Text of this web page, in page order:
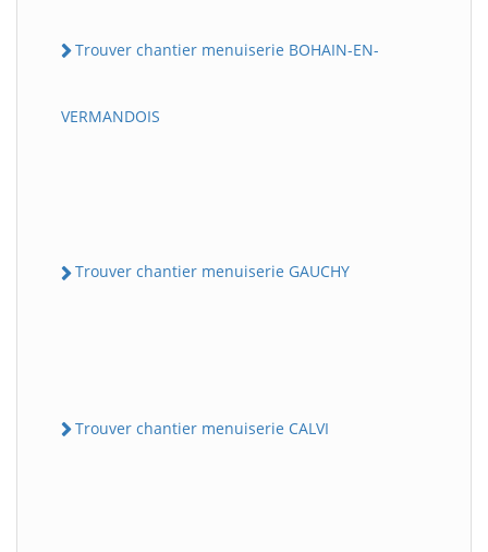
Trouver chantier menuiserie BOHAIN-EN-
VERMANDOIS
Trouver chantier menuiserie GAUCHY
Trouver chantier menuiserie CALVI